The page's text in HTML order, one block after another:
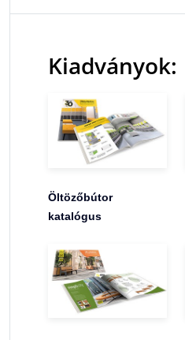
Kiadványok:
Öltözőbútor
katalógus